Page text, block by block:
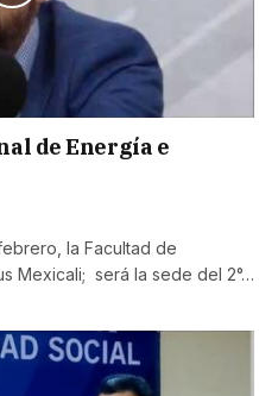
de Energía e
la Facultad de
Mexicali; será la sede del 2°…